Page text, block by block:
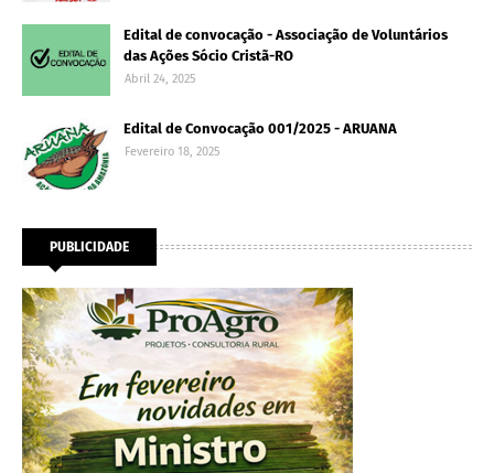
Edital de convocação - Associação de Voluntários
das Ações Sócio Cristã-RO
Abril 24, 2025
Edital de Convocação 001/2025 - ARUANA
Fevereiro 18, 2025
PUBLICIDADE